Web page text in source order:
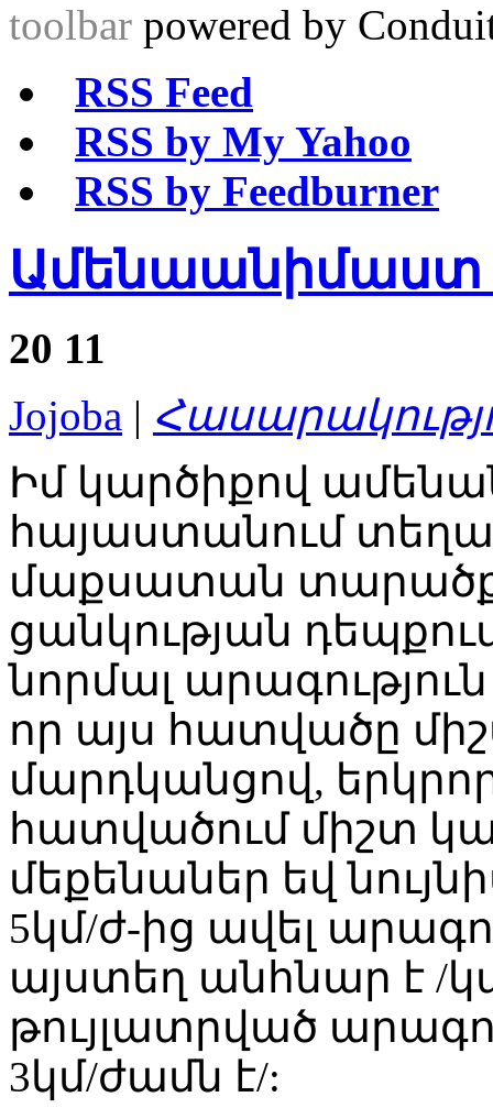
toolbar powered by
RSS Feed
RSS by My Yahoo
RSS by Feedburner
20 11
Jojoba |
Իմ կարծիքով
հայաստանում
մաքսատան
ցանկության
նորմալ
որ այս հատվածը
մարդկանցով,
հատվածում միշտ
մեքենաներ եվ
5կմ/ժ-ից ավել
այստեղ անհնար է /
թույլատրված
3կմ/ժամն է/: